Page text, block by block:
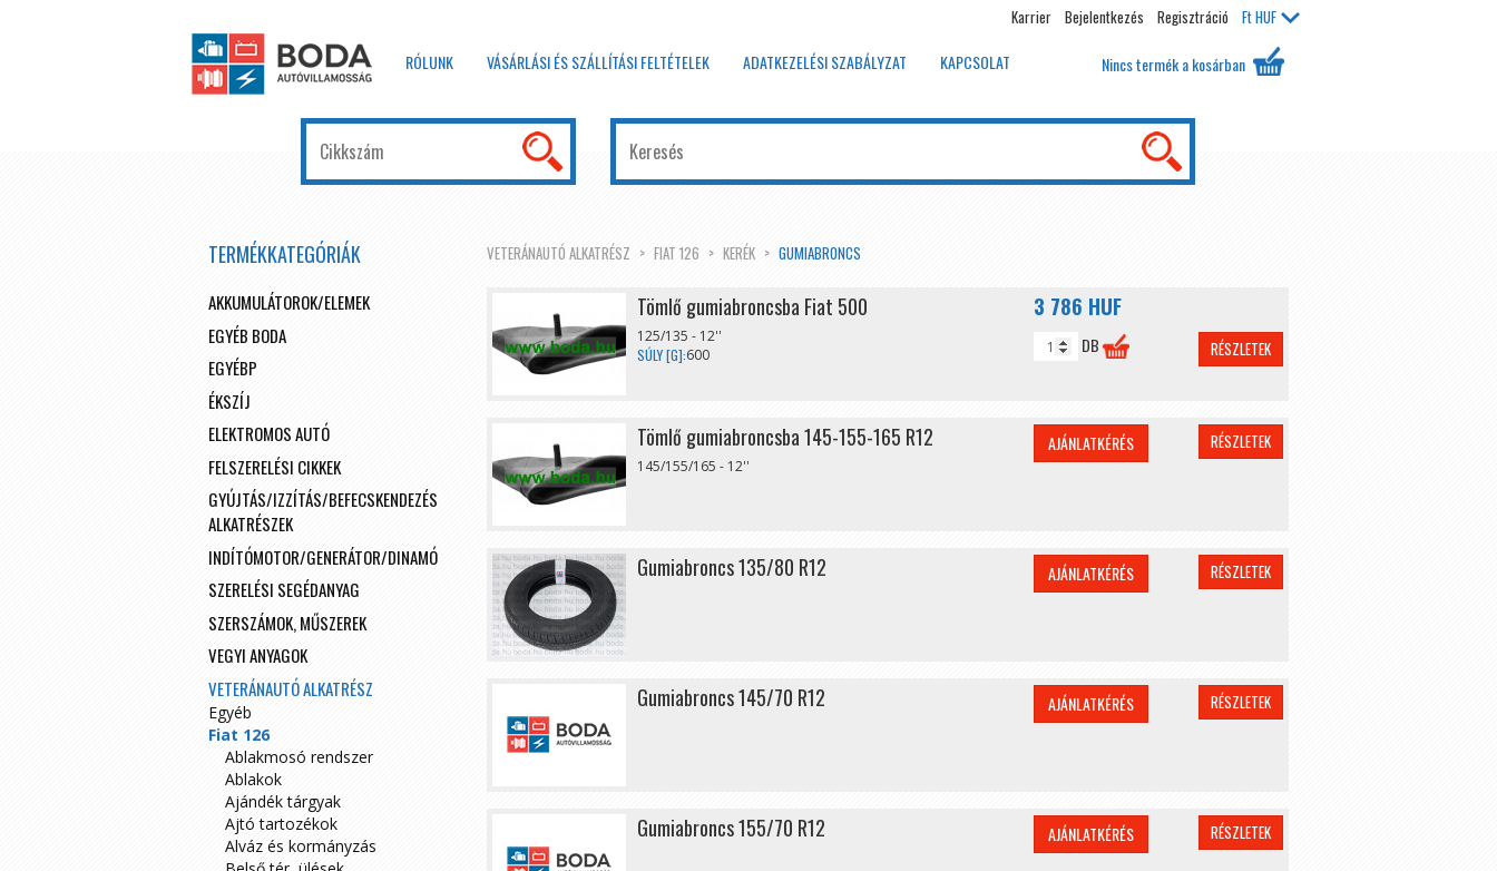
Karrier Bejelentkezés Regisztráció FtHUF
RÓLUNK VÁSÁRLÁSI ÉS SZÁLLÍTÁSI FELTÉTELEK ADATKEZELÉSI SZABÁLYZAT KAPCSOLAT Nincs termék a kosárban
VETERÁNAUTÓ ALKATRÉSZ FIAT 126 KERÉK GUMIABRONCS
Tömlő gumiabroncsba Fiat 500
125/135 - 12''
SÚLY [G]:600
3 786 HUF
DB RÉSZLETEK
Tömlő gumiabroncsba 145-155-165 R12
145/155/165 - 12''
AJÁNLATKÉRÉS RÉSZLETEK
Gumiabroncs 135/80 R12 AJÁNLATKÉRÉS RÉSZLETEK
Gumiabroncs 145/70 R12 AJÁNLATKÉRÉS RÉSZLETEK
Gumiabroncs 155/70 R12 AJÁNLATKÉRÉS RÉSZLETEK
TERMÉKKATEGÓRIÁK
AKKUMULÁTOROK/ELEMEK
EGYÉB BODA
EGYÉBP
ÉKSZÍJ
ELEKTROMOS AUTÓ
FELSZERELÉSI CIKKEK
GYÚJTÁS/IZZÍTÁS/BEFECSKENDEZÉS
ALKATRÉSZEK
INDÍTÓMOTOR/GENERÁTOR/DINAMÓ
SZERELÉSI SEGÉDANYAG
SZERSZÁMOK, MŰSZEREK
VEGYI ANYAGOK
VETERÁNAUTÓ ALKATRÉSZ
Egyéb
Fiat 126
Ablakmosó rendszer
Ablakok
Ajándék tárgyak
Ajtó tartozékok
Alváz és kormányzás